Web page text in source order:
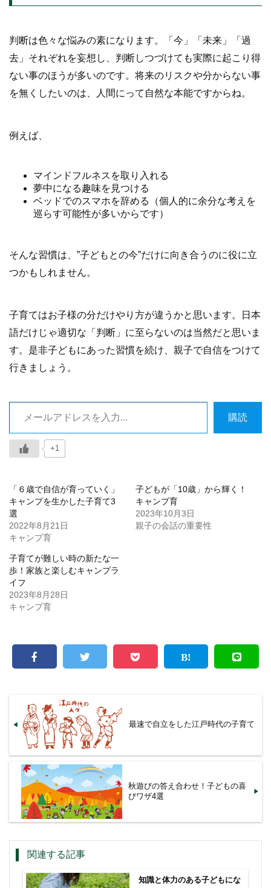
判断は色々な悩みの素になります。「今」「未来」「過
去」それぞれを妄想し、判断しつづけても実際に起こり得
ない事のほうが多いのです。将来のリスクや分からない事
を無くしたいのは、人間にって自然な本能ですからね。
例えば、
マインドフルネスを取り入れる
夢中になる趣味を見つける
ベッドでのスマホを辞める（個人的に余分な考えを
巡らす可能性が多いからです）
そんな習慣は、”子どもとの今”だけに向き合うのに役に立
つかもしれません。
子育てはお子様の分だけやり方が違うかと思います。日本
語だけじゃ適切な「判断」に至らないのは当然だと思いま
す。是非子どもにあった習慣を続け、親子で自信をつけて
行きましょう。
メールアドレスを入力…
購読
+1
「６歳で自信が育っていく」
キャンプを生かした子育て3
選
2022年8月21日
キャンプ育
子どもが「10歳」から輝く！
キャンプ育
2023年10月3日
親子の会話の重要性
子育てが難しい時の新たな一
歩！家族と楽しむキャンプラ
イフ
2023年8月28日
キャンプ育
最速で自立をした江戸時代の子育て
秋遊びの答え合わせ！子どもの喜
びワザ4選
関連する記事
知識と体力のある子どもにな